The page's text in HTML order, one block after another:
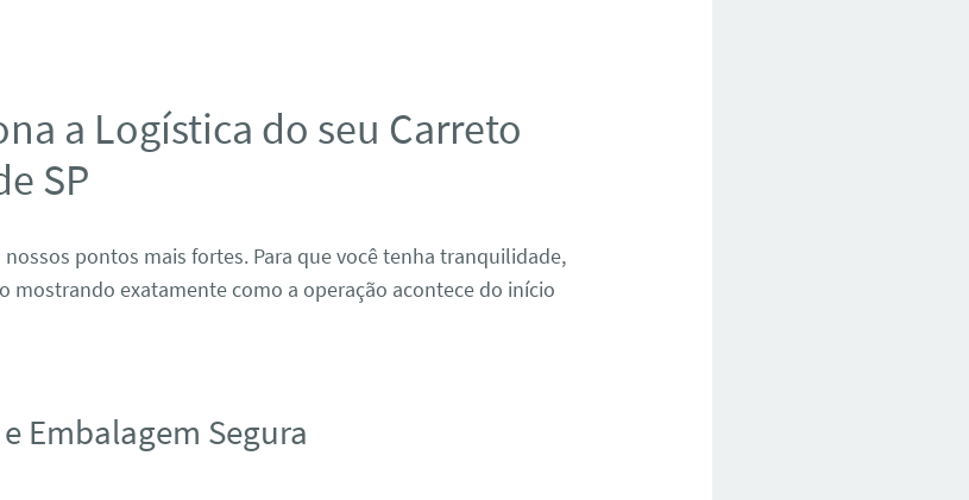
a Logística do seu Carreto
SP
pontos mais fortes. Para que você tenha tranquilidade,
mostrando exatamente como a operação acontece do início
Embalagem Segura